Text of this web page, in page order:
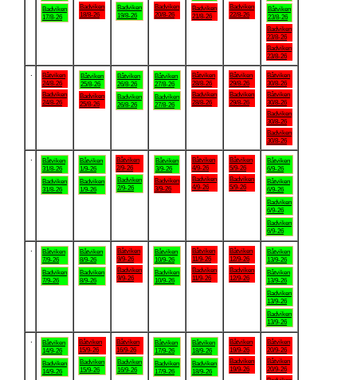
Badviken
17/8-26
Badviken
18/8-26
Badviken
19/8-26
Badviken
20/8-26
Badviken
21/8-26
Badviken
22/8-26
Båtviken
23/8-26
Badviken
23/8-26
Badviken
23/8-26
Båtviken
24/8-26
Badviken
24/8-26
Båtviken
25/8-26
Badviken
25/8-26
Båtviken
26/8-26
Badviken
26/8-26
Båtviken
27/8-26
Badviken
27/8-26
Båtviken
28/8-26
Badviken
28/8-26
Båtviken
29/8-26
Badviken
29/8-26
Båtviken
30/8-26
Båtviken
30/8-26
Badviken
30/8-26
Badviken
30/8-26
Båtviken
31/8-26
Badviken
31/8-26
Båtviken
1/9-26
Badviken
1/9-26
Båtviken
2/9-26
Badviken
2/9-26
Båtviken
3/9-26
Badviken
3/9-26
Båtviken
4/9-26
Badviken
4/9-26
Båtviken
5/9-26
Badviken
5/9-26
Båtviken
6/9-26
Båtviken
6/9-26
Badviken
6/9-26
Badviken
6/9-26
Båtviken
7/9-26
Badviken
7/9-26
Båtviken
8/9-26
Badviken
8/9-26
Båtviken
9/9-26
Badviken
9/9-26
Båtviken
10/9-26
Badviken
10/9-26
Båtviken
11/9-26
Badviken
11/9-26
Båtviken
12/9-26
Badviken
12/9-26
Båtviken
13/9-26
Båtviken
13/9-26
Badviken
13/9-26
Badviken
13/9-26
Båtviken
14/9-26
Badviken
14/9-26
Båtviken
15/9-26
Badviken
15/9-26
Båtviken
16/9-26
Badviken
16/9-26
Båtviken
17/9-26
Badviken
17/9-26
Båtviken
18/9-26
Badviken
18/9-26
Båtviken
19/9-26
Badviken
19/9-26
Båtviken
20/9-26
Båtviken
20/9-26